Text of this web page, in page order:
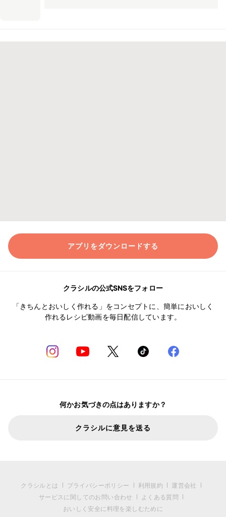
アプリをダウンロードする
クラシルの公式SNSをフォロー
「きちんとおいしく作れる」をコンセプトに、簡単においしく
作れるレシピ動画を毎日配信しています。
何かお気づきの点はありますか？
クラシルに意見を送る
クラシルとは プライバシーポリシー 利用規約
運営会社
サービスに関してのお問い合わせ
よくある質問
おいしく安全に料理を楽しむために